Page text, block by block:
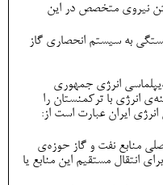
نیروی متخصص در این
به سیستم انحصاری گاز
انرژی جمهوری
انرژی با ترکمنستان را
ایران عبارت است از:
منابع نفت و گاز حوزه‌ی
انتقال مستقیم این منابع یا